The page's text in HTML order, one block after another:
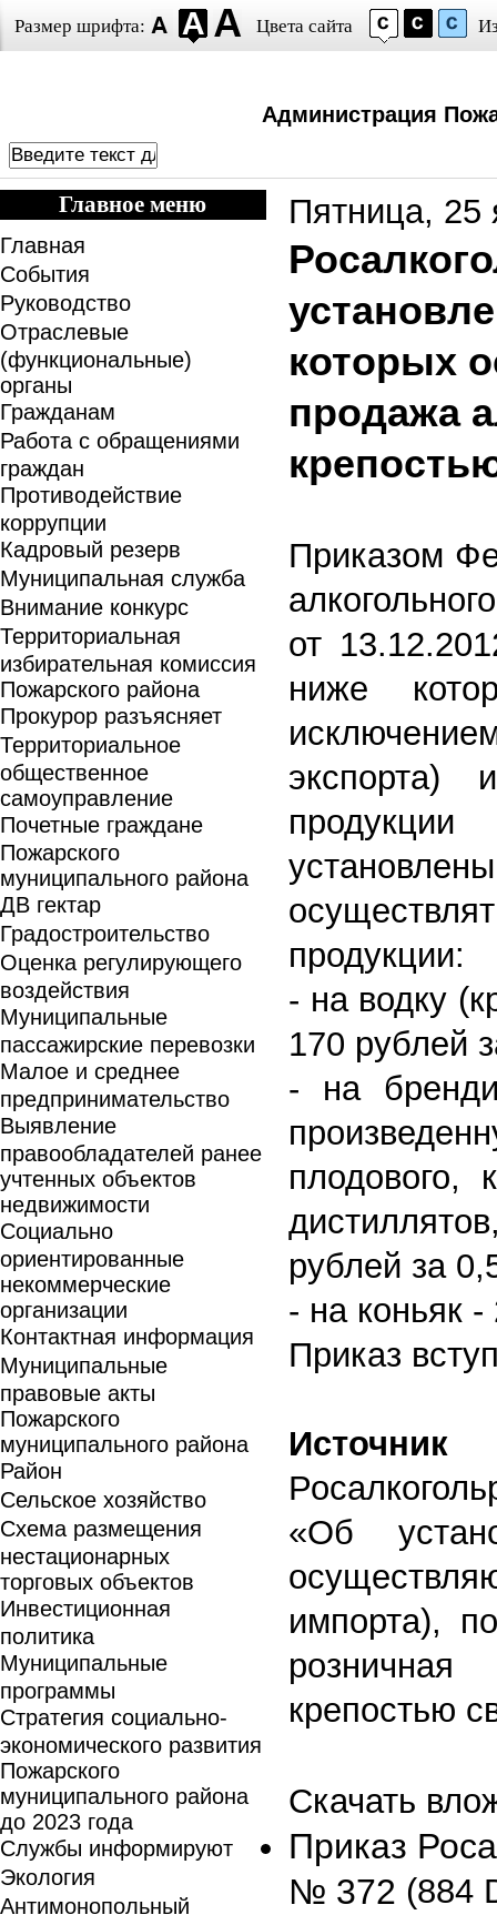
Размер шрифта: Цвета сайта
Администрация
Главное меню
Главная
События
Руководство
Отраслевые
(функциональные)
органы
Гражданам
Работа с обращениями
граждан
Противодействие
коррупции
Кадровый резерв
Муниципальная служба
Внимание конкурс
Территориальная
избирательная комиссия
Пожарского района
Прокурор разъясняет
Территориальное
общественное
самоуправление
Почетные граждане
Пожарского
муниципального района
ДВ гектар
Градостроительство
Оценка регулирующего
воздействия
Муниципальные
пассажирские перевозки
Малое и среднее
предпринимательство
Выявление
правообладателей ранее
учтенных объектов
недвижимости
Социально
ориентированные
некоммерческие
организации
Контактная информация
Муниципальные
правовые акты
Пожарского
муниципального района
Район
Сельское хозяйство
Схема размещения
нестационарных
торговых объектов
Инвестиционная
политика
Муниципальные
программы
Стратегия социально-
экономического развития
Пожарского
муниципального района
до 2023 года
Службы информируют
Экология
Антимонопольный
Пятница, 25
которых
продажа
Приказом
от
ниже
экспорта)
продукции:
- на водку
170 рублей
- на
плодового,
рублей за
- на коньяк
Приказ
«Об
импорта),
крепостью
Скачать
Приказ
№ 372 (884